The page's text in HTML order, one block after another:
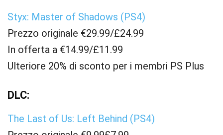
Styx: Master of Shadows (PS4)
Prezzo originale €29.99/£24.99
In offerta a €14.99/£11.99
Ulteriore 20% di sconto per i membri PS Plus
DLC:
The Last of Us: Left Behind (PS4)